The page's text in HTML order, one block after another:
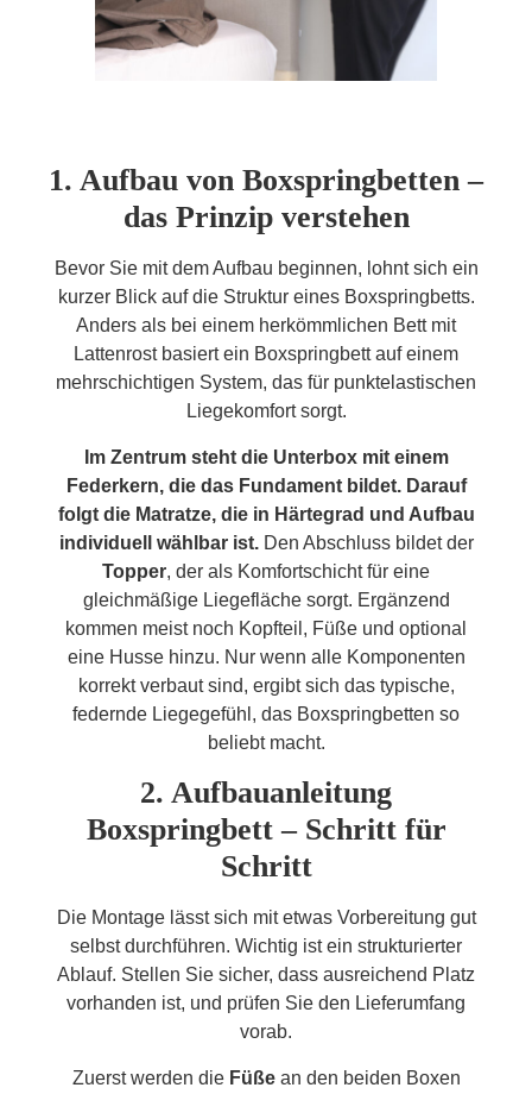
1. Aufbau von Boxspringbetten –
das Prinzip verstehen
Bevor Sie mit dem Aufbau beginnen, lohnt sich ein
kurzer Blick auf die Struktur eines Boxspringbetts.
Anders als bei einem herkömmlichen Bett mit
Lattenrost basiert ein Boxspringbett auf einem
mehrschichtigen System, das für punktelastischen
Liegekomfort sorgt.
Im Zentrum steht die Unterbox mit einem
Federkern, die das Fundament bildet. Darauf
folgt die Matratze, die in Härtegrad und Aufbau
individuell wählbar ist.Den Abschluss bildet der
Topper, der als Komfortschicht für eine
gleichmäßige Liegefläche sorgt. Ergänzend
kommen meist noch Kopfteil, Füße und optional
eine Husse hinzu. Nur wenn alle Komponenten
korrekt verbaut sind, ergibt sich das typische,
federnde Liegegefühl, das Boxspringbetten so
beliebt macht.
2. Aufbauanleitung
Boxspringbett – Schritt für
Schritt
Die Montage lässt sich mit etwas Vorbereitung gut
selbst durchführen. Wichtig ist ein strukturierter
Ablauf. Stellen Sie sicher, dass ausreichend Platz
vorhanden ist, und prüfen Sie den Lieferumfang
vorab.
Zuerst werden die Füßean den beiden Boxen